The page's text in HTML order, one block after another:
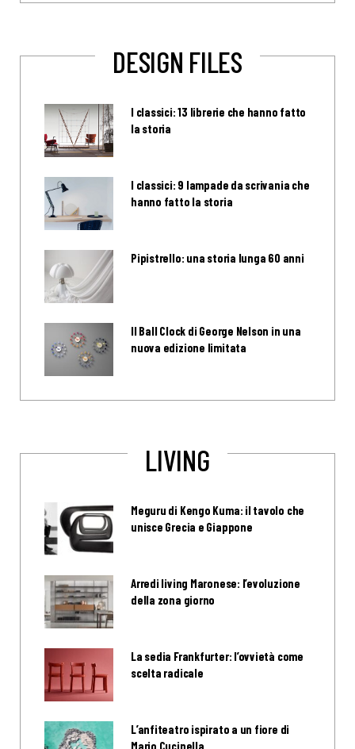
DESIGN FILES
I classici: 13 librerie che hanno fatto
la storia
I classici: 9 lampade da scrivania che
hanno fatto la storia
Pipistrello: una storia lunga 60 anni
Il Ball Clock di George Nelson in una
nuova edizione limitata
LIVING
Meguru di Kengo Kuma: il tavolo che
unisce Grecia e Giappone
Arredi living Maronese: l’evoluzione
della zona giorno
La sedia Frankfurter: l’ovvietà come
scelta radicale
L’anfiteatro ispirato a un fiore di
Mario Cucinella